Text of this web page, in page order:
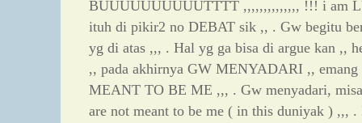
BUUUUUUUUUUTTTT ,,,,,,,,,,,,,, !!! i am
ituh di pikir2 no DEBAT sik ,, . Gw begitu
yg di atas ,,, . Hal yg ga bisa di argue kan ,,
,, pada akhirnya GW MENYADARI ,, emang
MEANT TO BE ME ,,, . Gw menyadari,
are not meant to be me ( in this duniyak ) ,,, .